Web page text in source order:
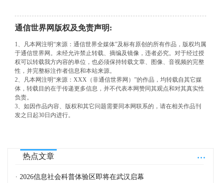
通信世界网版权及免责声明:
1、凡本网注明“来源：通信世界全媒体”及标有原创的所有作品，版权均属
于通信世界网。未经允许禁止转载、摘编及镜像，违者必究。对于经过授
权可以转载我方内容的单位，也必须保持转载文章、图像、音视频的完整
性，并完整标注作者信息和本站来源。
2、凡本网注明“来源：XXX（非通信世界网）”的作品，均转载自其它媒
体，转载目的在于传递更多信息，并不代表本网赞同其观点和对其真实性
负责。
3、如因作品内容、版权和其它问题需要同本网联系的，请在相关作品刊
发之日起30日内进行。
...
热点文章
· 2026信息社会科普体验区即将在武汉启幕